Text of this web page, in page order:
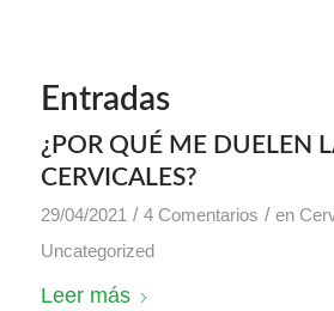
Entradas
¿POR QUÉ ME DUELEN
CERVICALES?
29/04/2021 / 4 Comentarios / en
Uncategorized
Leer más